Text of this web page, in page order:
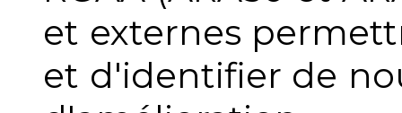
et externes
et d'identifier de